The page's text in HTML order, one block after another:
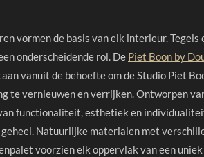
vormen de basis van elk interieur.
onderscheidende rol. De Piet Boon by
vanuit de behoefte om de Studio Piet
te vernieuwen en verrijken. Ontworpen
functionaliteit, esthetiek en
geheel. Natuurlijke materialen met
voorzien elk oppervlak van een